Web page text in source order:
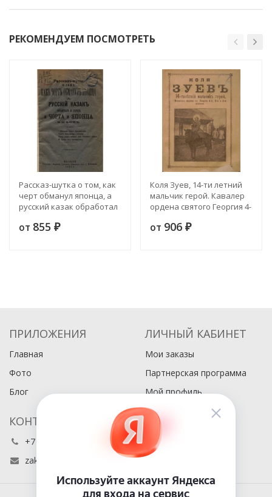
РЕКОМЕНДУЕМ ПОСМОТРЕТЬ
Рассказ-шутка о том, как
черт обманул японца, а
русский казак обработал
вместе
от 855 ₽
Коля Зуев, 14-ти летний
мальчик герой. Кавалер
ордена святого Георгия 4-
Боевая быль из самых
от 906 ₽
ПРИЛОЖЕНИЯ
Главная
Фото
Блог
ЛИЧНЫЙ КАБИНЕТ
Мои заказы
Партнерская программа
Мой профиль
КОНТАКТЫ
+7 (495) 486-80-76
zakaz@buyabook.ru